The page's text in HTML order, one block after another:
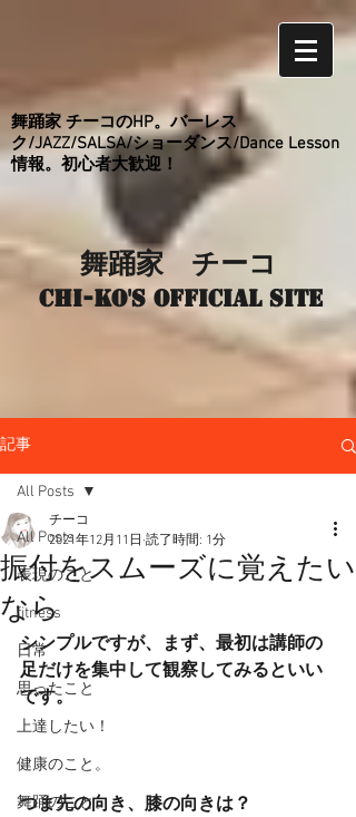
舞踊家 チーコのHP。バーレス
ク/JAZZ/SALSA/ショーダンス/Dance Lesson
情報。初心者大歓迎！
舞踊家 チーコ
Chi-ko's Official site
記事
All Posts
表現のこと
fitness
日常
思ったこと
上達したい！
健康のこと。
舞踊のこと。
All Posts
振付をスムーズに覚えたい
なら
チーコ
2021年12月11日 読了時間: 1分
シンプルですが、まず、最初は講師の
足だけを集中して観察してみるといい
です。
つま先の向き、膝の向きは？